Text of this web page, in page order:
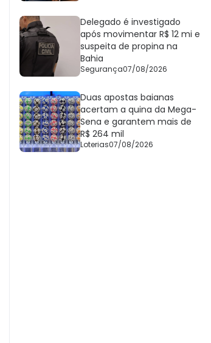
Delegado é investigado
após movimentar R$ 12 mi e
suspeita de propina na
Bahia
Segurança07/08/2026
Duas apostas baianas
acertam a quina da Mega-
Sena e garantem mais de
R$ 264 mil
Loterias07/08/2026